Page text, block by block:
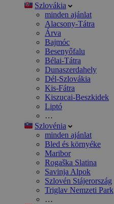
Szlovákia
minden ajánlat
Alacsony-Tátra
Árva
Bajmóc
Besenyőfalu
Bélai-Tátra
Dunaszerdahely
Dél-Szlovákia
Kis-Fátra
Kiszucai-Beszkidek
Liptó
…
Szlovénia
minden ajánlat
Bled és környéke
Maribor
Rogaška Slatina
Savinja Alpok
Szlovén Stájerország
Triglav Nemzeti Park
…